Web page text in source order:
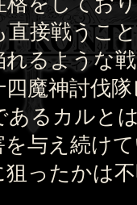
接戦うこ
れるような
魔神討伐
あるカルと
与え続け
ったかは